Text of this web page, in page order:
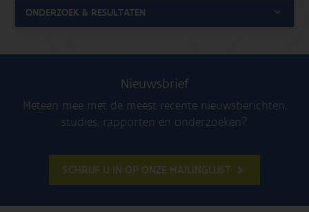
ONDERZOEK & RESULTATEN
Nieuwsbrief
Meteen mee met de meest recente nieuwsberichten,
studies, rapporten en onderzoeken?
SCHRIJF U IN OP ONZE MAILINGLIJST